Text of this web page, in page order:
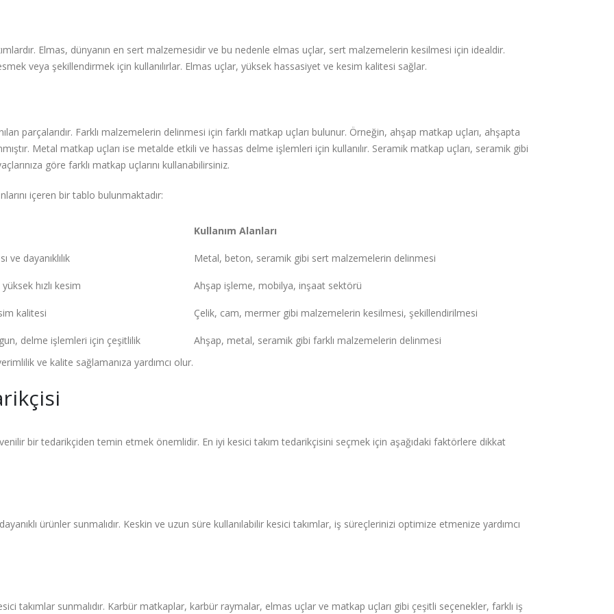
Elmas, dünyanın en sert malzemesidir ve bu nedenle elmas uçlar, sert malzemelerin kesilmesi için idealdir.
veya şekillendirmek için kullanılırlar. Elmas uçlar, yüksek hassasiyet ve kesim kalitesi sağlar.
parçalarıdır. Farklı malzemelerin delinmesi için farklı matkap uçları bulunur. Örneğin, ahşap matkap uçları, ahşapta
Metal matkap uçları ise metalde etkili ve hassas delme işlemleri için kullanılır. Seramik matkap uçları, seramik gibi
göre farklı matkap uçlarını kullanabilirsiniz.
içeren bir tablo bulunmaktadır:
Kullanım Alanları
ve dayanıklılık Metal, beton, seramik gibi sert malzemelerin delinmesi
hızlı kesim Ahşap işleme, mobilya, inşaat sektörü
kalitesi Çelik, cam, mermer gibi malzemelerin kesilmesi, şekillendirilmesi
delme işlemleri için çeşitlilik
Ahşap, metal, seramik gibi farklı malzemelerin delinmesi
ve kalite sağlamanıza yardımcı olur.
bir tedarikçiden temin etmek önemlidir. En iyi kesici takım tedarikçisini seçmek için aşağıdaki faktörlere dikkat
ürünler sunmalıdır. Keskin ve uzun süre kullanılabilir kesici takımlar, iş süreçlerinizi optimize etmenize yardımcı
takımlar sunmalıdır. Karbür matkaplar, karbür raymalar, elmas uçlar ve matkap uçları gibi çeşitli seçenekler, farklı iş